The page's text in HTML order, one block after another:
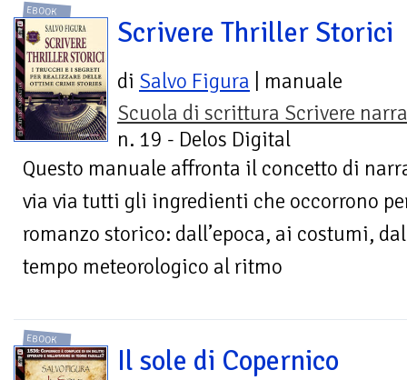
EBOOK
Scrivere Thriller Storici
di Salvo Figura | manuale
Scuola di scrittura Scrivere
n. 19 - Delos Digital
Questo manuale affronta il concetto di
via via tutti gli ingredienti che occorrono
romanzo storico: dall’epoca, ai costumi,
tempo meteorologico al ritmo
EBOOK
Il sole di Copernico